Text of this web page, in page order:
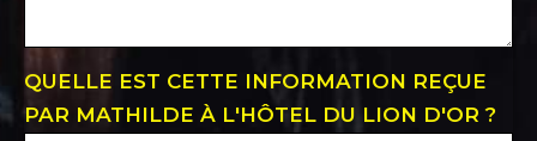
QUELLE EST CETTE INFORMATION REÇUE
PAR MATHILDE À L'HÔTEL DU LION D'OR ?